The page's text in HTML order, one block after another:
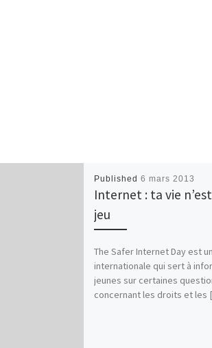
Published 6 mars 2013
Internet : ta vie
jeu
The Safer Internet Day est
internationale qui sert à
jeunes sur certaines
concernant les droits et